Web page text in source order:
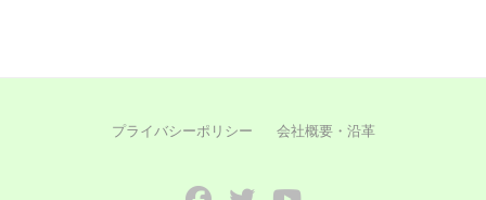
プライバシーポリシー 会社概要・沿革